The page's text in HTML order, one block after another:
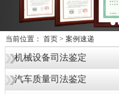
当前位置： 首页> 案例速递
机械设备司法鉴定
汽车质量司法鉴定